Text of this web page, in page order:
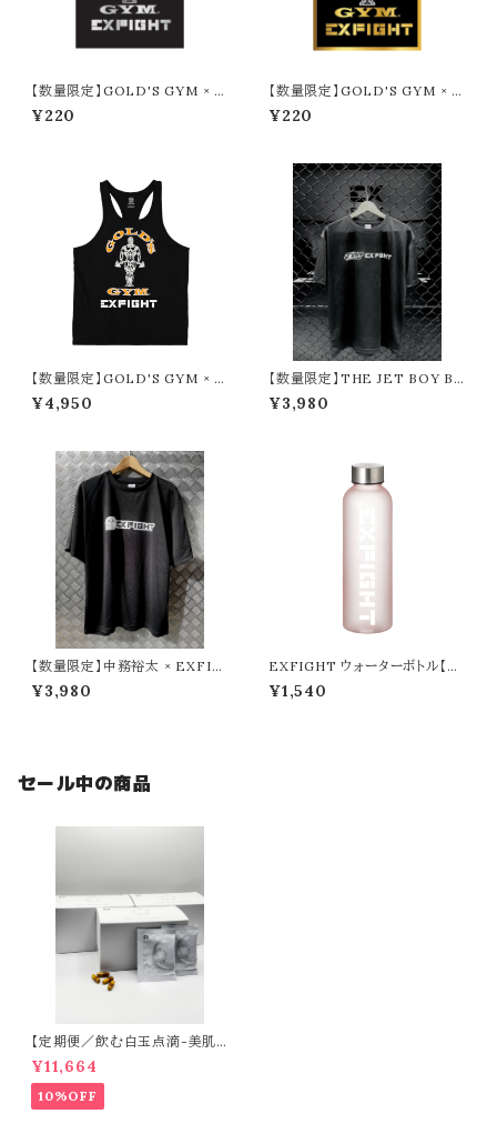
【数量限定】GOLD'S GYM × E
XFIGHT ステッカー（SILVER ×
BLACK）
¥220
【数量限定】GOLD'S GYM × E
XFIGHT ステッカー（GOLD ×
BLACK）
¥220
【数量限定】GOLD'S GYM × E
XFIGHT コットンスラブタンク
¥4,950
【数量限定】THE JET BOY BA
NGERZ 『YUHI ＆ AOI』 × EX
FIGHT Tシャツ
¥3,980
【数量限定】中務裕太 × EXFIG
HT Tシャツ（たかし けんこうだ
いいちver.）
¥3,980
EXFIGHT ウォーターボトル【57
0ml】／ピンク
¥1,540
セール中の商品
【定期便／飲む白玉点滴-美肌
目的の方-】CLEAR（60日分）
¥11,664
10%OFF